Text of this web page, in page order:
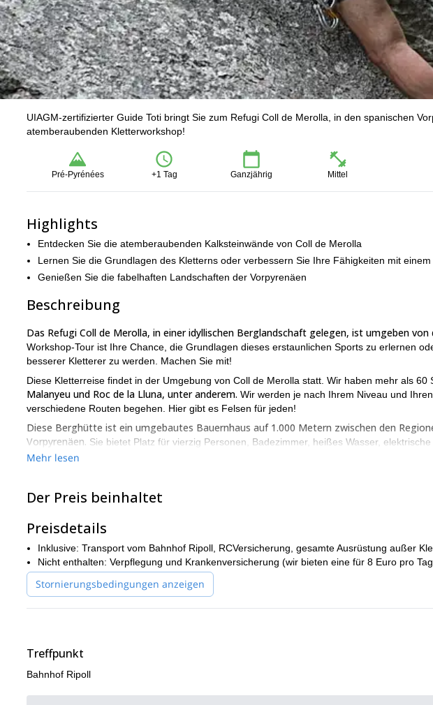
UIAGM-zertifizierter Guide Toti bringt Sie zum Refugi Coll de Merolla, in den spanischen
atemberaubenden Kletterworkshop!
Pré-Pyrénées +1 Tag Ganzjährig Mittel
Highlights
Entdecken Sie die atemberaubenden Kalksteinwände von Coll de Merolla
Lernen Sie die Grundlagen des Kletterns oder verbessern Sie Ihre Fähigkeiten mit einem
Genießen Sie die fabelhaften Landschaften der Vorpyrenäen
Beschreibung
Das Refugi Coll de Merolla, in einer idyllischen Berglandschaft gelegen, ist umgeben
Workshop-Tour ist Ihre Chance, die Grundlagen dieses erstaunlichen Sports zu erlernen
besserer Kletterer zu werden. Machen Sie mit!
Diese Kletterreise findet in der Umgebung von Coll de Merolla statt. Wir haben mehr als 60
Malanyeu und Roc de la Lluna, unter anderem. Wir werden je nach Ihrem Niveau und
verschiedene Routen begehen. Hier gibt es Felsen für jeden!
Diese Berghütte ist ein umgebautes Bauernhaus auf 1.000 Metern zwischen den
Vorpyrenäen. Sie bietet Platz für vierzig Personen, Badezimmer, heißes Wasser,
sich entscheiden, mehrere Tage zu bleiben, können Sie hier übernachten und sind von
durch die erstaunlichen Routen eines der besten Klettergebiete Europas führen!
Mehr lesen
Der Preis beinhaltet
Preisdetails
Inklusive: Transport vom Bahnhof Ripoll, RCVersicherung, gesamte Ausrüstung außer
Nicht enthalten: Verpflegung und Krankenversicherung (wir bieten eine für 8 Euro pro
Stornierungsbedingungen anzeigen
Treffpunkt
Bahnhof Ripoll